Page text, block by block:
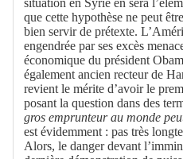
situation en Syrie en sera
que cette hypothèse ne peut
bien servir de prétexte.
engendrée par ses excès
économique du président
également ancien recteur de
revient le mérite d’avoir le
posant la question dans des
gros emprunteur au monde
est évidemment : pas très
Alors, le danger devant